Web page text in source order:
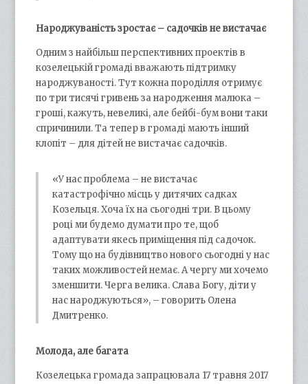
Народжуваність зростає – садочків не вистачає
Одним з найбільш перспективних проектів в
козелецькій громаді вважають підтримку
народжуваності. Тут кожна породілля отримує
по три тисячі гривень за народження малюка –
гроші, кажуть, невеликі, але бейбі-бум вони таки
спричинили. Та тепер в громаді мають інший
клопіт – для дітей не вистачає садочків.
«У нас проблема – не вистачає
катастрофічно місць у дитячих садках
Козельця. Хоча їх на сьогодні три. В цьому
році ми будемо думати про те, щоб
адаптувати якесь приміщення під садочок.
Тому що на будівництво нового сьогодні у нас
таких можливостей немає. А чергу ми хочемо
зменшити. Черга велика. Слава Богу, діти у
нас народжуються», – говорить Олена
Дмитренко.
Молода, але багата
Козелецька громада запрацювала 17 травня 2017